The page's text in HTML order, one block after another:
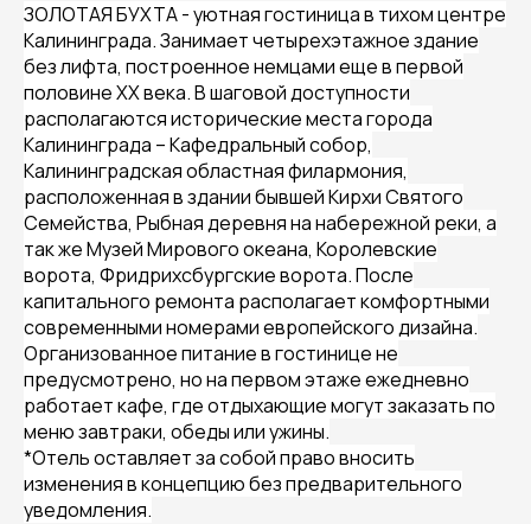
ЗОЛОТАЯ БУХТА - уютная гостиница в тихом центре
Калининграда. Занимает четырехэтажное здание
без лифта, построенное немцами еще в первой
половине XX века. В шаговой доступности
располагаются исторические места города
Калининграда – Кафедральный собор,
Калининградская областная филармония,
расположенная в здании бывшей Кирхи Святого
Семейства, Рыбная деревня на набережной реки, а
так же Музей Мирового океана, Королевские
ворота, Фридрихсбургские ворота. После
капитального ремонта располагает комфортными
современными номерами европейского дизайна.
Организованное питание в гостинице не
предусмотрено, но на первом этаже ежедневно
работает кафе, где отдыхающие могут заказать по
меню завтраки, обеды или ужины.
*Отель оставляет за собой право вносить
изменения в концепцию без предварительного
уведомления.